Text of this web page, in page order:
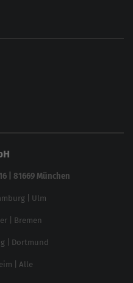
| 81669 München
Ulm
Bremen
Dortmund
Alle